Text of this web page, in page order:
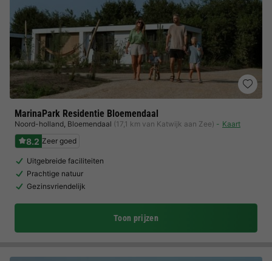
MarinaPark Residentie Bloemendaal
Noord-holland, Bloemendaal (17,1 km van Katwijk aan Zee) Kaart
8.2 Zeer goed
Uitgebreide faciliteiten
Prachtige natuur
Gezinsvriendelijk
Toon prijzen